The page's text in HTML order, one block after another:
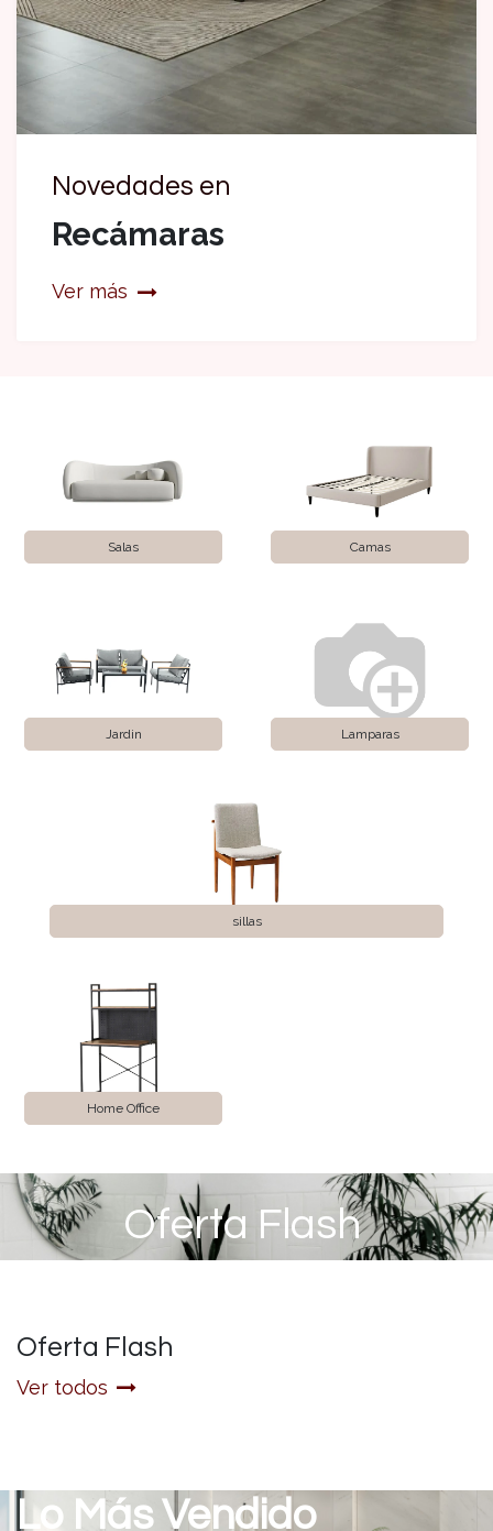
Novedades en
Recámaras
Ver más
Salas Camas
Jardin Lamparas
sillas
Home Office
Oferta Flash
Oferta Flash
Ver todos
Lo Más Vendido